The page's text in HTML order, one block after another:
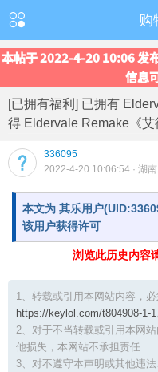
购
本帖于 2022-4-20 10:06 发
信息
[已拥有福利] 已拥有
得 Eldervale Remake《艾
336095
2022-4-20 10:06:54 · 湖南
本文为 其乐用户
该用户获得许可
浏览此历史内容
1、转载或引用本网站内容，必
https://keylol.com/t804908-1-1
2、对于不当转载或引用本网
他损失，本网站不承担责任
3、对不遵守本声明或其他违